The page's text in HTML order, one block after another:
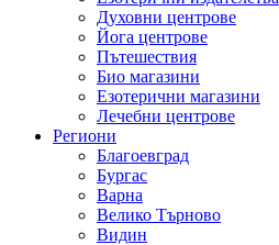
Духовни центрове
Йога центрове
Пътешествия
Био магазини
Езотерични магазини
Лечебни центрове
Региони
Благоевград
Бургас
Варна
Велико Търново
Видин